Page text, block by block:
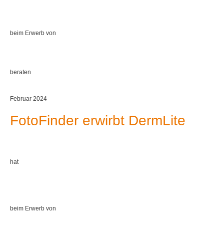
beim Erwerb von
beraten
Februar 2024
FotoFinder erwirbt DermLite
hat
beim Erwerb von